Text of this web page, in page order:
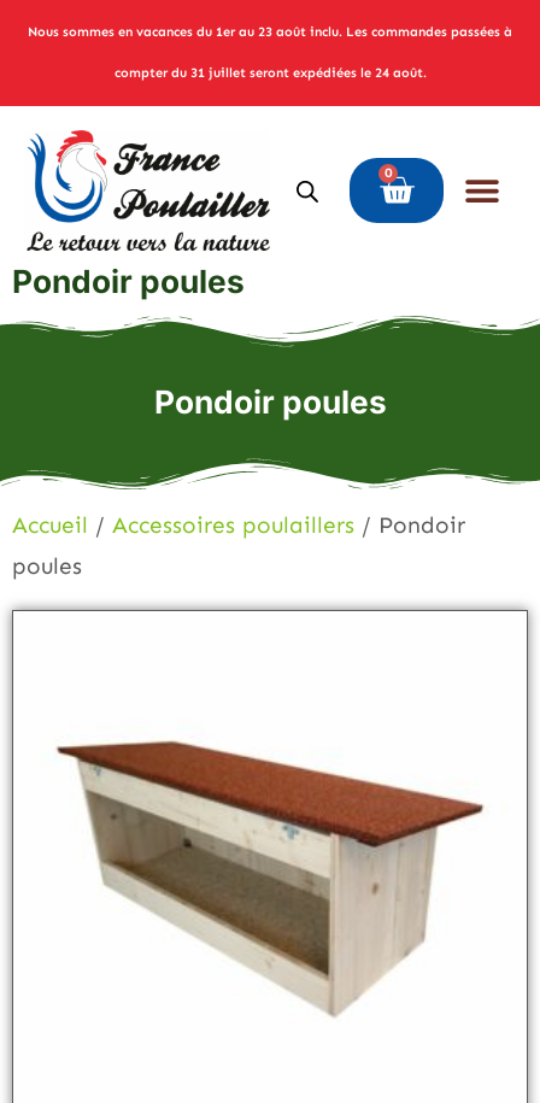
Nous sommes en vacances du 1er au 23 août inclu. Les commandes passées à
compter du 31 juillet seront expédiées le 24 août.
0
Pondoir poules
Pondoir poules
Accueil / Accessoires poulaillers / Pondoir
poules